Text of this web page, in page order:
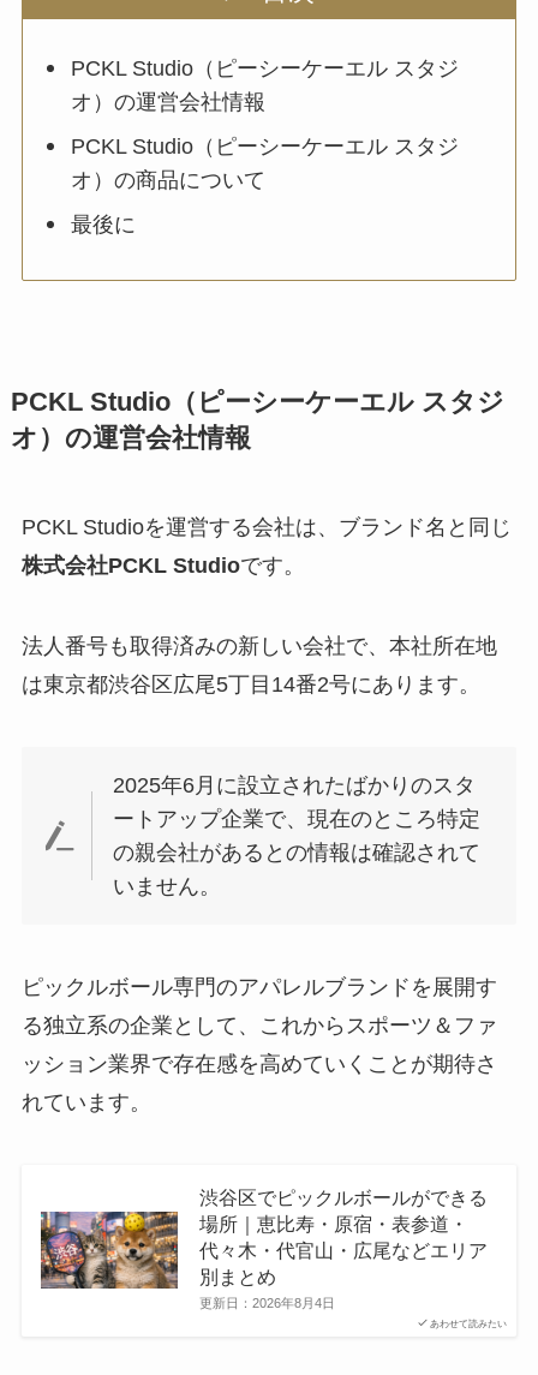
PCKL Studio（ピーシーケーエル スタジ
オ）の運営会社情報
PCKL Studio（ピーシーケーエル スタジ
オ）の商品について
最後に
PCKL Studio（ピーシーケーエル スタジ
オ）の運営会社情報
PCKL Studioを運営する会社は、ブランド名と同じ
株式会社PCKL Studioです。
法人番号も取得済みの新しい会社で、本社所在地
は東京都渋谷区広尾5丁目14番2号にあります。
2025年6月に設立されたばかりのスタ
ートアップ企業で、現在のところ特定
の親会社があるとの情報は確認されて
いません。
ピックルボール専門のアパレルブランドを展開す
る独立系の企業として、これからスポーツ＆ファ
ッション業界で存在感を高めていくことが期待さ
れています。
あわせて読みたい
渋谷区でピックルボールができる
場所｜恵比寿・原宿・表参道・
代々木・代官山・広尾などエリア
別まとめ
更新日： 2026年8月4日